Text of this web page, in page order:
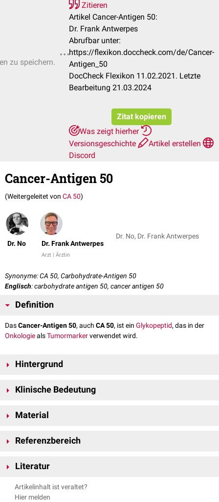
zu speichern.
Zitieren
Artikel Cancer-Antigen 50:
Dr. Frank Antwerpes
Abrufbar unter:
https://flexikon.doccheck.com/de/Cancer-
Antigen_50
DocCheck Flexikon 11.02.2021. Letzte
Bearbeitung 21.03.2024
Zitat kopieren
Was zeigt hierher
Versionsgeschichte
Artikel erstellen
Discord
Cancer-Antigen 50
(Weitergeleitet von CA 50)
Dr. No Dr. Frank Antwerpes
Arzt | Ärztin
Dr. No, Dr. Frank Antwerpes
Synonyme: CA 50, Carbohydrate-Antigen 50
Englisch: carbohydrate antigen 50, cancer antigen 50
Definition
DasCancer-Antigen 50, auch CA 50, ist ein Glykopeptid, das in der
OnkologiealsTumormarkerverwendet wird.
Hintergrund
Gastrointestinaltraktsvor. Es findet sich in erhöhter Konzentration bei
cholangiozellulären Karzinomen
Klinische Bedeutung
Karzinomen des Gastrointestinaltraktes verwendet werden.
den Richtlinien derEuropean Group on Tumor Markers
Material
Referenzbereich
Literatur
Laborlexikon.de; abgerufen am 11.02.2021
Artikelinhalt ist veraltet?
Hier melden